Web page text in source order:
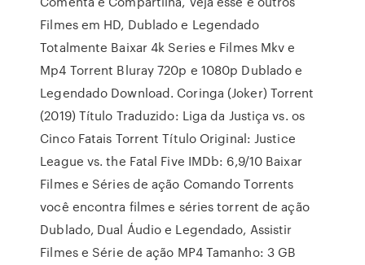
Filmes em HD, Dublado e Legendado
Totalmente Baixar 4k Series e Filmes Mkv e
Mp4 Torrent Bluray 720p e 1080p Dublado e
Legendado Download. Coringa (Joker) Torrent
(2019) Título Traduzido: Liga da Justiça vs. os
Cinco Fatais Torrent Título Original: Justice
League vs. the Fatal Five IMDb: 6,9/10 Baixar
Filmes e Séries de ação Comando Torrents
você encontra filmes e séries torrent de ação
Dublado, Dual Áudio e Legendado, Assistir
Filmes e Série de ação MP4 Tamanho: 3 GB